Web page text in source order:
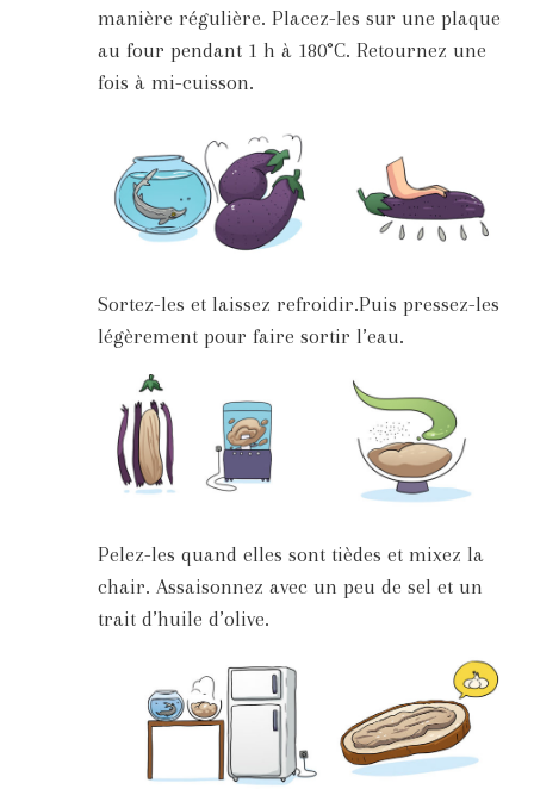
manière régulière. Placez-les sur une plaque
au four pendant 1 h à 180°C. Retournez une
fois à mi-cuisson.
Sortez-les et laissez refroidir.Puis pressez-les
légèrement pour faire sortir l’eau.
Pelez-les quand elles sont tièdes et mixez la
chair. Assaisonnez avec un peu de sel et un
trait d’huile d’olive.